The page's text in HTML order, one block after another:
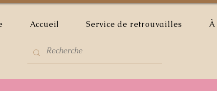
Accueil Service de retrouvailles À